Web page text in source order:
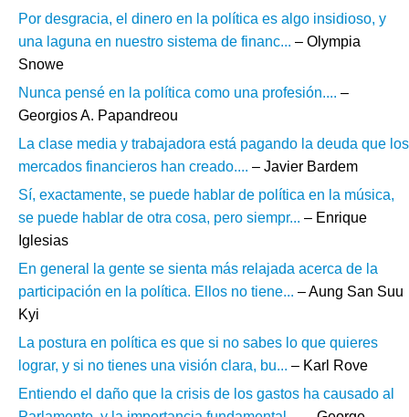
Por desgracia, el dinero en la política es algo insidioso, y
una laguna en nuestro sistema de financ... – Olympia
Snowe
Nunca pensé en la política como una profesión.... –
Georgios A. Papandreou
La clase media y trabajadora está pagando la deuda que los
mercados financieros han creado.... – Javier Bardem
Sí, exactamente, se puede hablar de política en la música,
se puede hablar de otra cosa, pero siempr... – Enrique
Iglesias
En general la gente se sienta más relajada acerca de la
participación en la política. Ellos no tiene... – Aung San Suu
Kyi
La postura en política es que si no sabes lo que quieres
lograr, y si no tienes una visión clara, bu... – Karl Rove
Entiendo el daño que la crisis de los gastos ha causado al